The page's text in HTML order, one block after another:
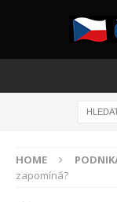
HOME
zapomíná?